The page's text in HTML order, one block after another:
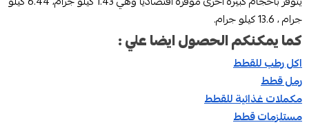
جرام ، 13.6 كيلو جرام.
كما يمكنكم الحصول ايضا علي :
اكل رطب للقطط
رمل قطط
مكملات غذائية للقطط
مستلزمات قطط